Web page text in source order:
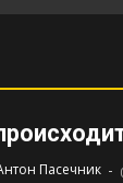
Пасечник -